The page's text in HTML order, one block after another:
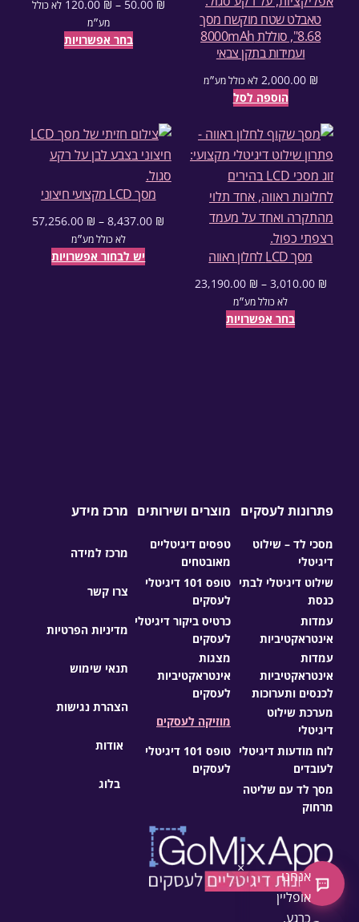
טאבלט שטח מוקשח מסך
8.68", סוללת 8000mAh
ועמידות בתקן צבאי
2,000.00 ₪ לא כולל מע״מ
הוספה לסל
50.00 ₪
–
120.00 ₪
טווח מחירים: ⁦50.00 ₪⁩ עד ⁦120.00 ₪⁩
לא כולל
מע״מ
בחר אפשרויות
מסך LCD לחלון ראווה
3,010.00 ₪
–
23,190.00 ₪
טווח מחירים: ⁦3,010.00 ₪⁩ עד ⁦23,190.00 ₪⁩לא כולל מע״מ
בחר אפשרויות
מסך LCD מקצועי חיצוני
8,437.00 ₪
–
57,256.00 ₪
טווח מחירים: ⁦8,437.00 ₪⁩ עד ⁦57,256.00 ₪⁩לא כולל מע״מ
יש לבחור אפשרויות
פתרונות לעסקים
מסכי לד – שילוט
דיגיטלי
שילוט דיגיטלי לבתי
כנסת
עמדות
אינטראקטיביות
עמדות
אינטראקטיביות
לכנסים ותערוכות
מערכת שילוט
דיגיטלי
לוח מודעות דיגיטלי
לעובדים
מסך לד עם שליטה
מרחוק
מוצרים ושירותים
טפסים דיגיטליים
מאובטחים
טופס 101 דיגיטלי
לעסקים
כרטיס ביקור דיגיטלי
לעסקים
מצגות
אינטראקטיביות
לעסקים
מוזיקה לעסקים
טופס 101 דיגיטלי
לעסקים
מרכז מידע
מרכז למידה
צרו קשר
מדיניות הפרטיות
תנאי שימוש
הצהרת נגישות
אודות
בלוג
צ'אט חדש
אנחנו
אופליין
כרגע,
×